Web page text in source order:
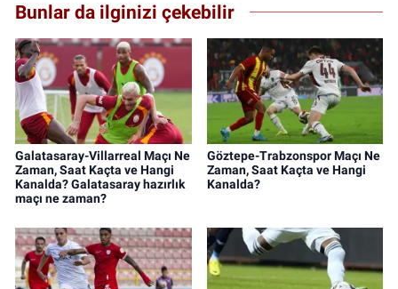
Bunlar da ilginizi çekebilir
Galatasaray-Villarreal Maçı Ne
Zaman, Saat Kaçta ve Hangi
Kanalda? Galatasaray hazırlık
maçı ne zaman?
Göztepe-Trabzonspor Maçı Ne
Zaman, Saat Kaçta ve Hangi
Kanalda?